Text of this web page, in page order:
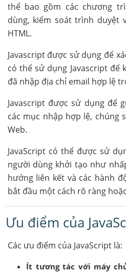
thể bao gồm các chương
dùng, kiểm soát trình duyệt
HTML.
Javascript được sử dụng để
có thể sử dụng Javascript để
đã nhập địa chỉ email hợp lệ
Javascript được sử dụng để
các mục nhập hợp lệ, chúng
Web.
JavaScript có thể được sử
người dùng khởi tạo như
hướng liên kết và các hành
bắt đầu một cách rõ ràng
Ưu điểm của
Các ưu điểm của JavaScript là:
Ít tương tác với máy